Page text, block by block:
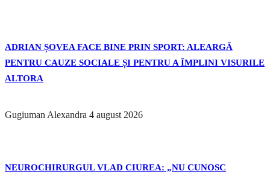
ADRIAN ȘOVEA FACE BINE PRIN SPORT: ALEARGĂ
PENTRU CAUZE SOCIALE ȘI PENTRU A ÎMPLINI VISURILE
ALTORA
Gugiuman Alexandra 4 august 2026
NEUROCHIRURGUL VLAD CIUREA: „NU CUNOSC